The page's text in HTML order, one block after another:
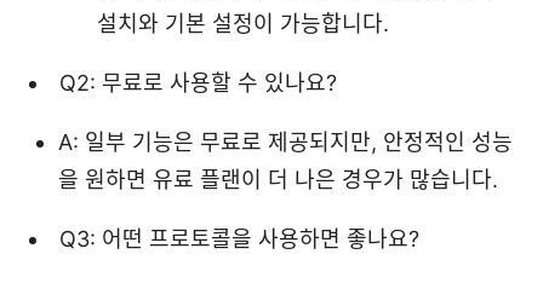
설치와 기본 설정이 가능합니다.
Q2: 무료로 사용할 수 있나요?
A: 일부 기능은 무료로 제공되지만, 안정적인 성능
을 원하면 유료 플랜이 더 나은 경우가 많습니다.
Q3: 어떤 프로토콜을 사용하면 좋나요?